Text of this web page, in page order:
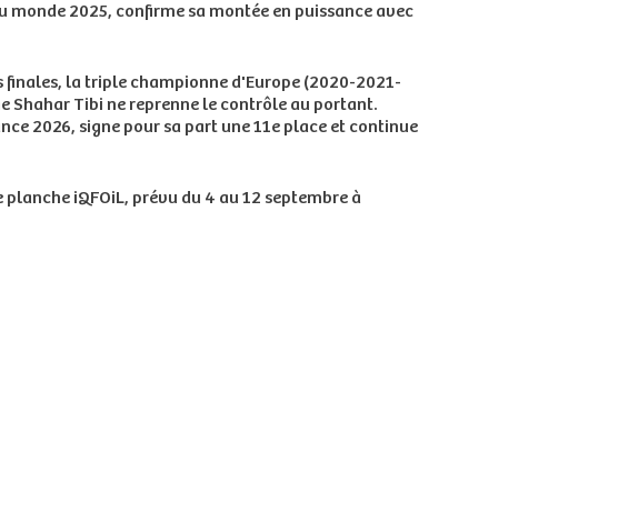
2025, confirme sa montée en puissance avec
finales, la triple championne d'Europe (2020-2021-
Shahar Tibi ne reprenne le contrôle au portant.
2026, signe pour sa part une 11e place et continue
iQFOiL, prévu du 4 au 12 septembre à